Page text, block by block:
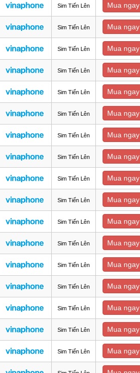
Sim Tiến Lên Mua ngay
Sim Tiến Lên Mua ngay
Sim Tiến Lên Mua ngay
Sim Tiến Lên Mua ngay
Sim Tiến Lên Mua ngay
Sim Tiến Lên Mua ngay
Sim Tiến Lên Mua ngay
Sim Tiến Lên Mua ngay
Sim Tiến Lên Mua ngay
Sim Tiến Lên Mua ngay
Sim Tiến Lên Mua ngay
Sim Tiến Lên Mua ngay
Sim Tiến Lên Mua ngay
Sim Tiến Lên Mua ngay
Sim Tiến Lên Mua ngay
Sim Tiến Lên Mua ngay
Sim Tiến Lên Mua ngay